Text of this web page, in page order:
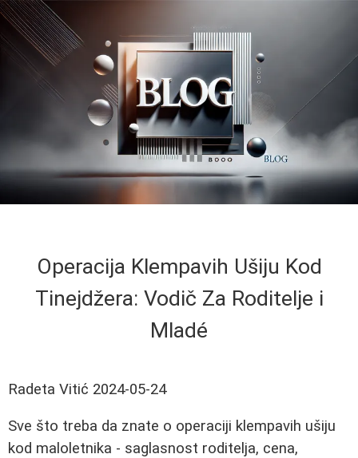
Operacija Klempavih Ušiju Kod
Tinejdžera: Vodič Za Roditelje i
Mladé
Radeta Vitić 2024-05-24
Sve što treba da znate o operaciji klempavih ušiju
kod maloletnika - saglasnost roditelja, cena,